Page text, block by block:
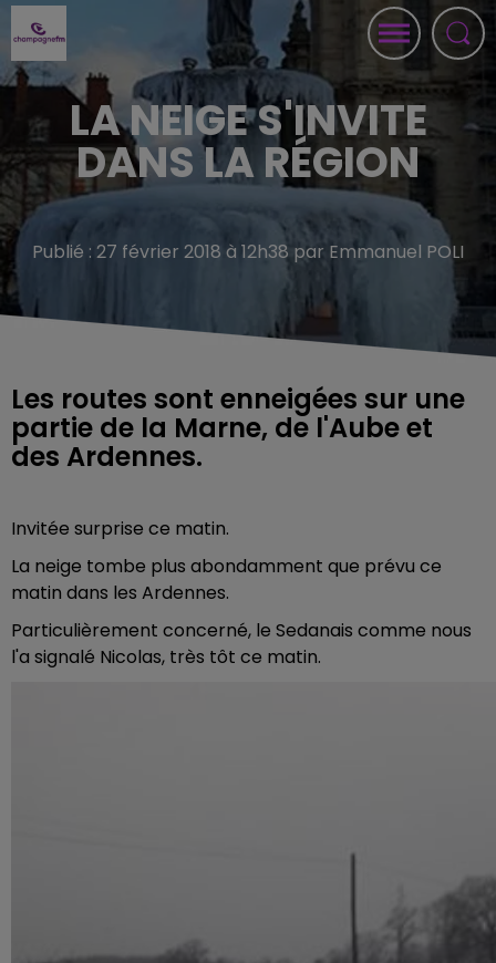
LA NEIGE S'INVITE
DANS LA RÉGION
Publié : 27 février 2018 à 12h38 par Emmanuel POLI
Les routes sont enneigées sur une
partie de la Marne, de l'Aube et
des Ardennes.
Invitée surprise ce matin.
La neige tombe plus abondamment que prévu ce
matin dans les Ardennes.
Particulièrement concerné, le Sedanais comme nous
l'a signalé Nicolas, très tôt ce matin.